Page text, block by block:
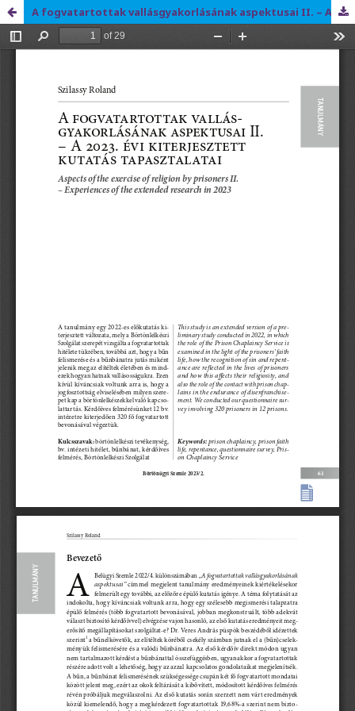
A fogvatartottak vallásgyakorlásának aspektusai II. – A 2023. évi kiterjesztett kutatás tapasztalatai